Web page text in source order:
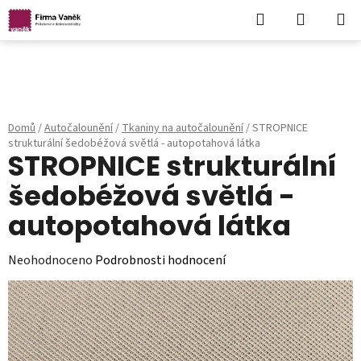
Hledat
KOŠÍK
Domů/Autočalounění/Tkaniny na autočalounění/STROPNICE
strukturální šedobéžová světlá - autopotahová látka
STROPNICE strukturální
šedobéžová světlá -
autopotahová látka
Průměrné
hodnocení
produktu
je
0,0
Neohodnoceno Podrobnosti hodnocení